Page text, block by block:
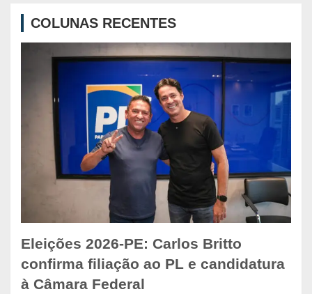
COLUNAS RECENTES
Eleições 2026-PE: Carlos Britto
confirma filiação ao PL e candidatura
à Câmara Federal